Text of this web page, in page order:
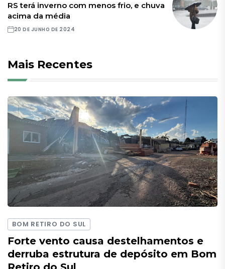
RS terá inverno com menos frio, e chuva
acima da média
20 DE JUNHO DE 2024
Mais Recentes
BOM RETIRO DO SUL
Forte vento causa destelhamentos e
derruba estrutura de depósito em Bom